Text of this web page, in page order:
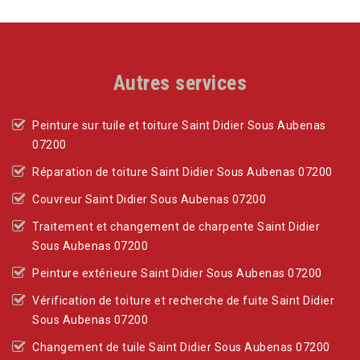
Autres services
Peinture sur tuile et toiture Saint Didier Sous Aubenas
07200
Réparation de toiture Saint Didier Sous Aubenas 07200
Couvreur Saint Didier Sous Aubenas 07200
Traitement et changement de charpente Saint Didier
Sous Aubenas 07200
Peinture extérieure Saint Didier Sous Aubenas 07200
Vérification de toiture et recherche de fuite Saint Didier
Sous Aubenas 07200
Changement de tuile Saint Didier Sous Aubenas 07200